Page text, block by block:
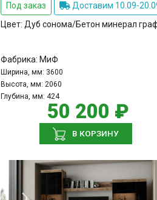
Под заказ
Доставим 10.09-
Цвет: Дуб сонома/Бетон минерал
Фабрика: МиФ
Ширина, мм: 3600
Высота, мм: 2060
Глубина, мм: 424
50 200 ₽
В КОРЗИНУ